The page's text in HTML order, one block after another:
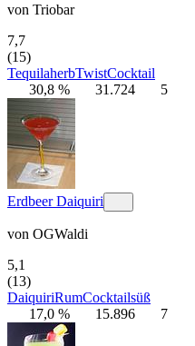
von Triobar
7,7
(15)
TequilaherbTwistCocktail
30,8 %
31.724 5
Erdbeer Daiquiri
von OGWaldi
5,1
(13)
DaiquiriRumCocktailsüß
17,0 %
15.896 7